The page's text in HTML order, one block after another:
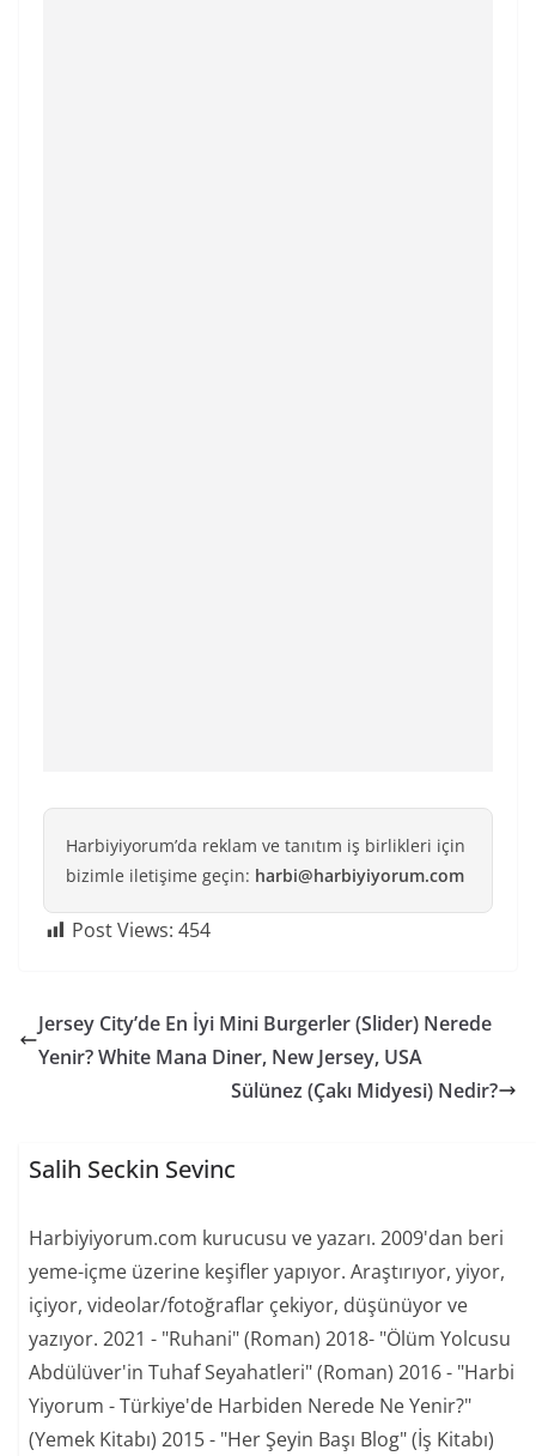
Harbiyiyorum’da reklam ve tanıtım iş birlikleri için
bizimle iletişime geçin: harbi@harbiyiyorum.com
Post Views: 454
Jersey City’de En İyi Mini Burgerler (Slider) Nerede
Yenir? White Mana Diner, New Jersey, USA
Sülünez (Çakı Midyesi) Nedir?
Salih Seckin Sevinc
Harbiyiyorum.com kurucusu ve yazarı. 2009'dan beri
yeme-içme üzerine keşifler yapıyor. Araştırıyor, yiyor,
içiyor, videolar/fotoğraflar çekiyor, düşünüyor ve
yazıyor. 2021 - "Ruhani" (Roman) 2018- "Ölüm Yolcusu
Abdülüver'in Tuhaf Seyahatleri" (Roman) 2016 - "Harbi
Yiyorum - Türkiye'de Harbiden Nerede Ne Yenir?"
(Yemek Kitabı) 2015 - "Her Şeyin Başı Blog" (İş Kitabı)